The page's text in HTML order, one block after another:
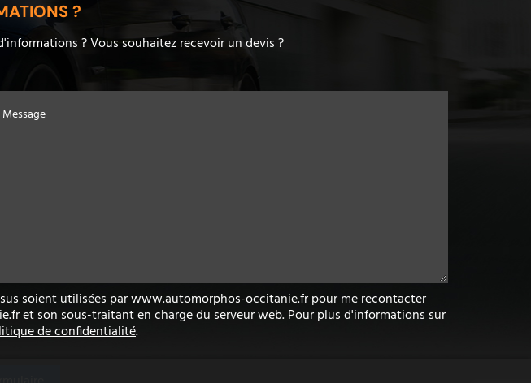
?
? Vous souhaitez recevoir un devis ?
Message
soient utilisées par www.automorphos-occitanie.fr pour me recontacter
et son sous-traitant en charge du serveur web. Pour plus d'informations sur
de confidentialité.